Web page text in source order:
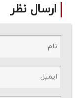
ارسال نظر